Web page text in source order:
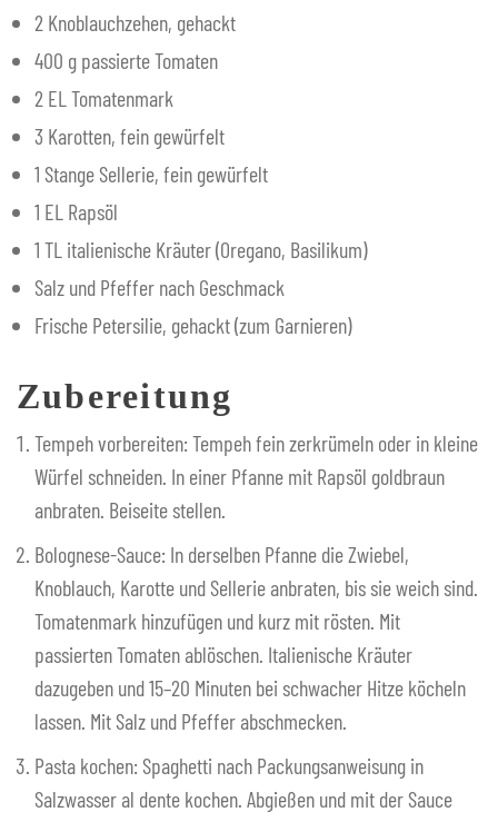
2 Knoblauchzehen, gehackt
400 g passierte Tomaten
2 EL Tomatenmark
3 Karotten, fein gewürfelt
1 Stange Sellerie, fein gewürfelt
1 EL Rapsöl
1 TL italienische Kräuter (Oregano, Basilikum)
Salz und Pfeffer nach Geschmack
Frische Petersilie, gehackt (zum Garnieren)
Zubereitung
Tempeh vorbereiten: Tempeh fein zerkrümeln oder in kleine
Würfel schneiden. In einer Pfanne mit Rapsöl goldbraun
anbraten. Beiseite stellen.
Bolognese-Sauce: In derselben Pfanne die Zwiebel,
Knoblauch, Karotte und Sellerie anbraten, bis sie weich sind.
Tomatenmark hinzufügen und kurz mit rösten. Mit
passierten Tomaten ablöschen. Italienische Kräuter
dazugeben und 15–20 Minuten bei schwacher Hitze köcheln
lassen. Mit Salz und Pfeffer abschmecken.
Pasta kochen: Spaghetti nach Packungsanweisung in
Salzwasser al dente kochen. Abgießen und mit der Sauce